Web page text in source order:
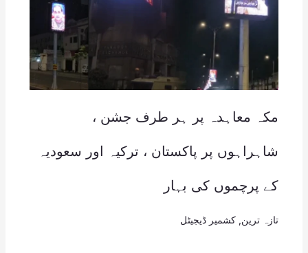
مکہ معاہدہ پر ہر طرف جشن ،
شاہراہوں پر پاکستان ، ترکیہ اور سعودیہ
کے پرچموں کی بہار
تازہ ترین کشمیر ڈیجیٹل